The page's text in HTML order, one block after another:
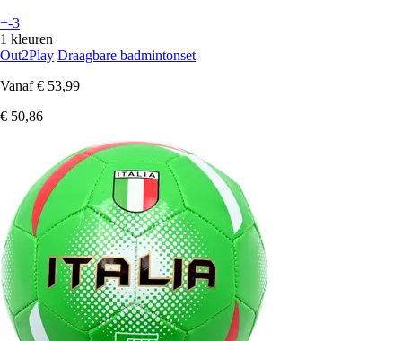
+-3
1 kleuren
Out2Play Draagbare badmintonset
Vanaf € 53,99
€ 50,86